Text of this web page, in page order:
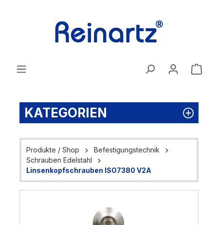
KATEGORIEN
Produkte / Shop
Befestigungstechnik
Schrauben Edelstahl
Linsenkopfschrauben ISO7380 V2A